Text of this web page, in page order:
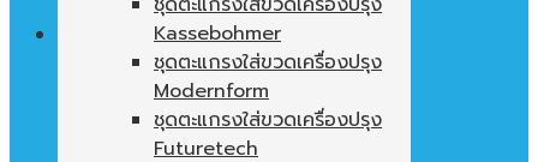
ตะกร้าสินค้า
ไม่มีสินค้าในตะกร้า
Kassebohmer
ชุดตะแกรงใส่ขวดเครื่องปรุง
Modernform
ชุดตะแกรงใส่ขวดเครื่องปรุง
Futuretech